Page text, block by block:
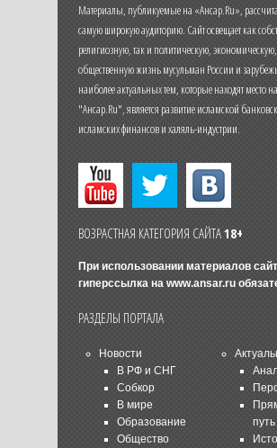
Материалы, публикуемые на «Ансар.Ru»,
самую широкую аудиторию. Сайт освещает как
религиозную, так и политическую,
общественную жизнь мусульман России и
наиболее актуальных тем, которые находят место
"Ансар.Ru", является развитие исламской
исламских финансов и халяль-индустрии.
ВОЗРАСТНАЯ КАТЕГОРИЯ САЙТА18+
При использовании материалов
гиперссылка на www.ansar.ru
РАЗДЕЛЫ ПОРТАЛА
Новости
В РФ и СНГ
Собкор
В мире
Образование
Общество
путь